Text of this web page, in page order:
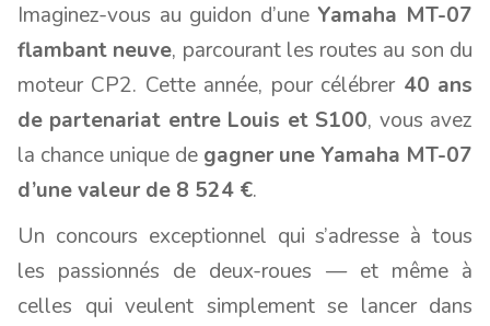
Imaginez-vous au guidon d’uneYamaha MT-07
flambant neuve, parcourant les routes au son du
moteur CP2. Cette année, pour célébrer 40 ans
de partenariat entre Louis et S100, vous avez
la chance unique de gagner une Yamaha MT-07
d’une valeur de 8 524 €.
Un concours exceptionnel qui s’adresse à tous
les passionnés de deux-roues — et même à
celles qui veulent simplement se lancer dans